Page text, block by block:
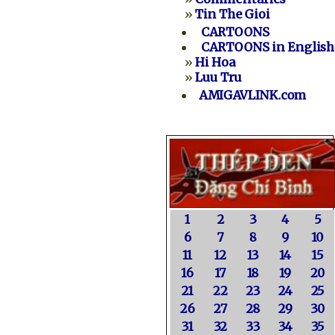
»Tin The Gioi
CARTOONS
CARTOONS in English
»Hi Hoa
»Luu Tru
AMIGAVLINK.com
1 2 3 4
5
6
7 8 9
10
11
12 13 14
15
16
17 18 19
20
21
22 23 24
25
26
27 28 29
30
31
32 33 34
35